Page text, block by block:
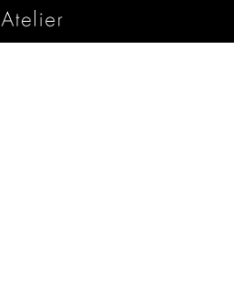
F340-4110-910B-9A2AB1D5FA7A